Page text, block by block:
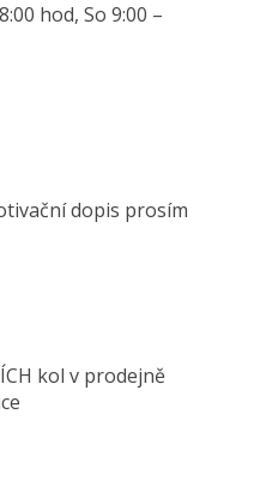
hod, So 9:00 –
dopis prosím
kol v prodejně